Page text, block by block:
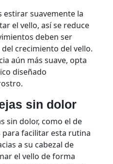
estirar suavemente la
el vello, así se reduce
deben ser
crecimiento del vello.
aún más suave, opta
diseñado
sin dolor
sin dolor, como el de
para facilitar esta rutina
a su cabezal de
el vello de forma